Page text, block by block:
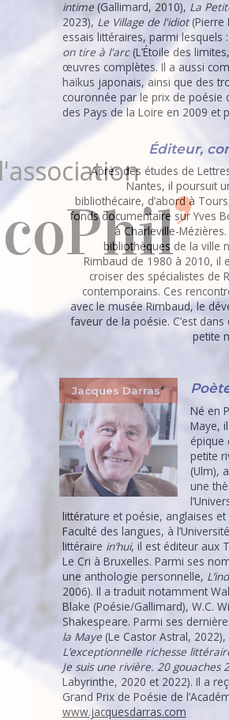
intime(Gallimard, 2010), La
2023), Le Village de l'idiot(Pierre
essais littéraires, parmi lesquels :
on tire à l'arc(L’Étoile des
œuvres complètes. Il a aussi
haïkus japonais, ainsi que des
couronnée par le prix de poésie
des Pays de la Loire en 2009 et
Éditeur,
Après des études de
Nantes, il poursuit
bibliothécaire, d’abord à
fonds documentaire sur Yves
à Charleville-
bibliothèques de la ville
Rimbaud de 1980 à 2010, il
croiser des spécialistes de
contemporains. Ces
avec le musée Rimbaud, le
faveur de la poésie. C’est dans
petite
Jacques Darras
Né en
Maye,
épique
petite
(Ulm),
une
littérature et poésie, anglaises
Faculté des langues, à
littéraire in’hui, il est éditeur aux
Le Cri à Bruxelles. Parmi ses
une anthologie personnelle,
2006). Il a traduit notamment
Blake (Poésie/Gallimard), W.C.
Shakespeare. Parmi ses
la Maye(Le Castor Astral, 2022),
L’exceptionnelle richesse
Je suis une rivière. 20 gouaches
Labyrinthe, 2020 et 2022). Il a
Grand Prix de Poésie de
www.jacquesdarras.com